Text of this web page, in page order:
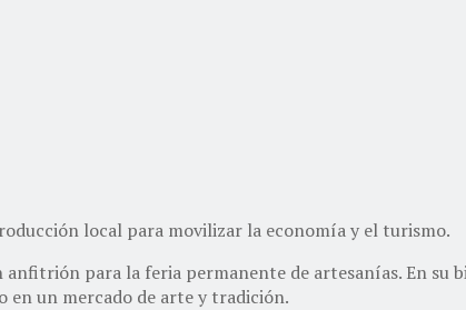
local para movilizar la economía y el turismo.
para la feria permanente de artesanías. En su
en un mercado de arte y tradición.